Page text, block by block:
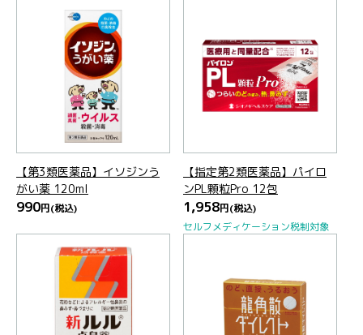
【第3類医薬品】イソジンう
がい薬 120ml
990円(税込)
【指定第2類医薬品】パイロ
ンPL顆粒Pro 12包
1,958円(税込)
セルフメディケーション税制対象